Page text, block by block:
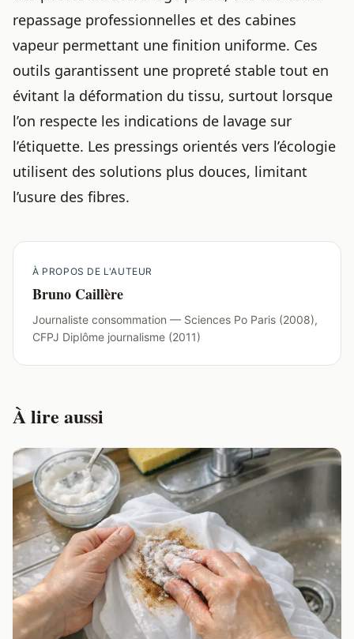
repassage professionnelles et des cabines
vapeur permettant une finition uniforme. Ces
outils garantissent une propreté stable tout en
évitant la déformation du tissu, surtout lorsque
l’on respecte les indications de lavage sur
l’étiquette. Les pressings orientés vers l’écologie
utilisent des solutions plus douces, limitant
l’usure des fibres.
À PROPOS DE L'AUTEUR
Bruno Caillère
Journaliste consommation — Sciences Po Paris (2008),
CFPJ Diplôme journalisme (2011)
À lire aussi